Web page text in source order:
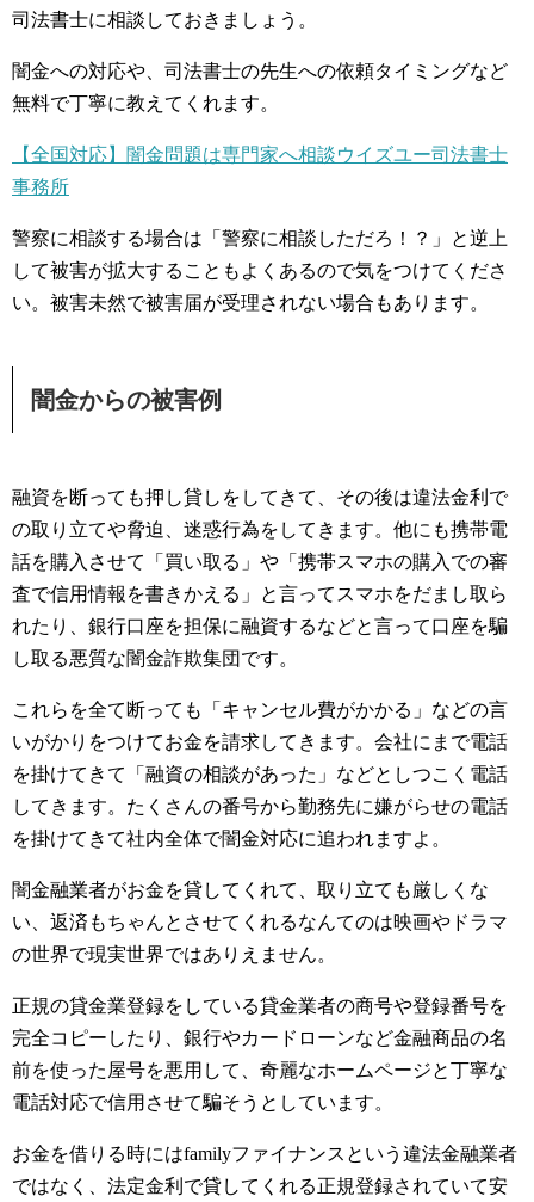
司法書士に相談しておきましょう。
闇金への対応や、司法書士の先生への依頼タイミングなど
無料で丁寧に教えてくれます。
【全国対応】闇金問題は専門家へ相談ウイズユー司法書士
事務所
警察に相談する場合は「警察に相談しただろ！？」と逆上
して被害が拡大することもよくあるので気をつけてくださ
い。被害未然で被害届が受理されない場合もあります。
闇金からの被害例
融資を断っても押し貸しをしてきて、その後は違法金利で
の取り立てや脅迫、迷惑行為をしてきます。他にも携帯電
話を購入させて「買い取る」や「携帯スマホの購入での審
査で信用情報を書きかえる」と言ってスマホをだまし取ら
れたり、銀行口座を担保に融資するなどと言って口座を騙
し取る悪質な闇金詐欺集団です。
これらを全て断っても「キャンセル費がかかる」などの言
いがかりをつけてお金を請求してきます。会社にまで電話
を掛けてきて「融資の相談があった」などとしつこく電話
してきます。たくさんの番号から勤務先に嫌がらせの電話
を掛けてきて社内全体で闇金対応に追われますよ。
闇金融業者がお金を貸してくれて、取り立ても厳しくな
い、返済もちゃんとさせてくれるなんてのは映画やドラマ
の世界で現実世界ではありえません。
正規の貸金業登録をしている貸金業者の商号や登録番号を
完全コピーしたり、銀行やカードローンなど金融商品の名
前を使った屋号を悪用して、奇麗なホームページと丁寧な
電話対応で信用させて騙そうとしています。
お金を借りる時にはfamilyファイナンスという違法金融業者
ではなく、法定金利で貸してくれる正規登録されていて安